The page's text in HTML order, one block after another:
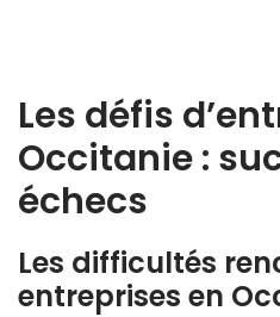
Les défis
Occitanie :
échecs
Les difficultés
entreprises en